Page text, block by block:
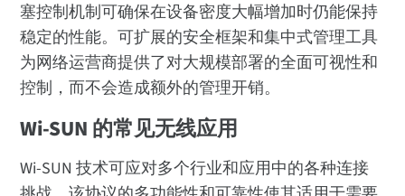
塞控制机制可确保在设备密度大幅增加时仍能保持
稳定的性能。可扩展的安全框架和集中式管理工具
为网络运营商提供了对大规模部署的全面可视性和
控制，而不会造成额外的管理开销。
Wi-SUN 的常见无线应用
Wi-SUN 技术可应对多个行业和应用中的各种连接